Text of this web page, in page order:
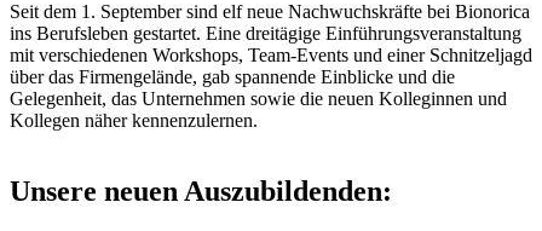
Seit dem 1. September sind elf neue Nachwuchskräfte bei Bionorica
ins Berufsleben gestartet. Eine dreitägige Einführungsveranstaltung
mit verschiedenen Workshops, Team-Events und einer Schnitzeljagd
über das Firmengelände, gab spannende Einblicke und die
Gelegenheit, das Unternehmen sowie die neuen Kolleginnen und
Kollegen näher kennenzulernen.
Unsere neuen Auszubildenden: